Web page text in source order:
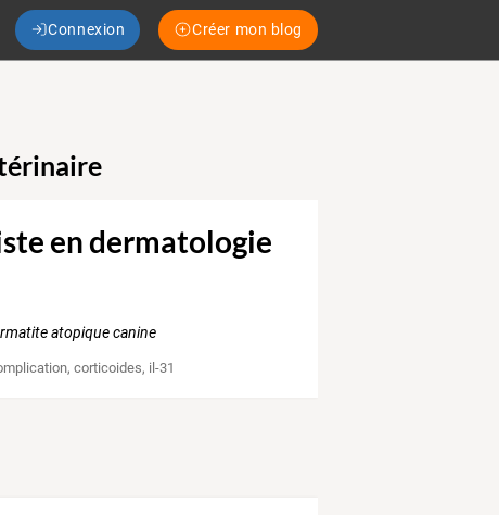
Connexion Créer mon blog
en dermatologie
atopique canine
,corticoides, il-31